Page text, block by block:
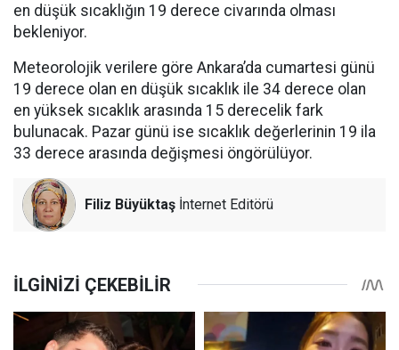
en düşük sıcaklığın 19 derece civarında olması
bekleniyor.
Meteorolojik verilere göre Ankara’da cumartesi günü
19 derece olan en düşük sıcaklık ile 34 derece olan
en yüksek sıcaklık arasında 15 derecelik fark
bulunacak. Pazar günü ise sıcaklık değerlerinin 19 ila
33 derece arasında değişmesi öngörülüyor.
Filiz Büyüktaş İnternet Editörü